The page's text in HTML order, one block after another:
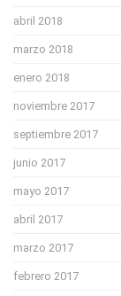
abril 2018
marzo 2018
enero 2018
noviembre 2017
septiembre 2017
junio 2017
mayo 2017
abril 2017
marzo 2017
febrero 2017